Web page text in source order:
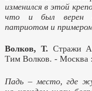
изменился в этой
что и был верен
патриотом и примером
Волков, Т. Стражи
Тим Волков. - Москва :
Падь – место, где